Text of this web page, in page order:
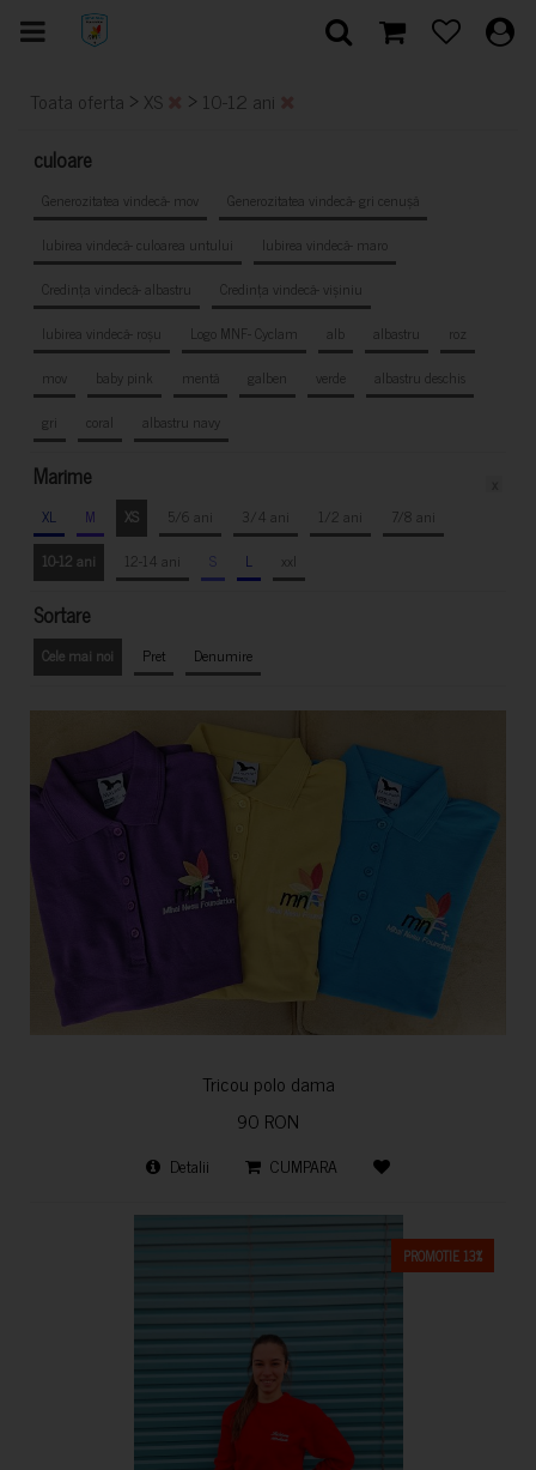
Toata oferta > XS > 10-12 ani
culoare
Generozitatea vindecă- mov
Generozitatea vindecă- gri cenușă
Iubirea vindecă- culoarea untului
Iubirea vindecă- maro
Credința vindecă- albastru
Credința vindecă- vișiniu
Iubirea vindecă- roșu
Logo MNF- Cyclam alb albastru
roz
mov
baby pink mentă galben verde
albastru deschis
gri
coral albastru navy
Marime
XL M XS 5/6 ani 3/4 ani 1/2 ani
7/8 ani
10-12 ani
12-14 ani S L xxl
Sortare
Cele mai noi Pret Denumire
Tricou polo dama
90 RON
Detalii CUMPARA
PROMOTIE 13%